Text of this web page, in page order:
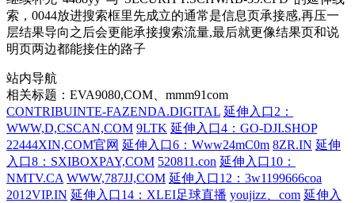
索，0044放进搜索框里先成立的通常是信息页承接感,再压一
层结果导向之后会更能承接搜索流量,最后就更像结果页和说
明页两边都能接住的路子
站内导航
相关标题：EVA9080,COM、mmm91com
CONTRIBUINTE-FAZENDA.DIGITAL 延伸入口2：
WWW,D,CSCAN,COM 9LTK 延伸入口4：GO-DJI.SHOP
22444XIN,COM官网 延伸入口6：Www24mC0m 8ZR.IN 延伸
入口8：SXIBOXPAY,COM 520811.con 延伸入口10：
NMTV.CA WWW,787JJ,COM 延伸入口12：3w1199666coa
2012VIP.IN 延伸入口14：XLEI足球直播 youjizz、com 延伸入